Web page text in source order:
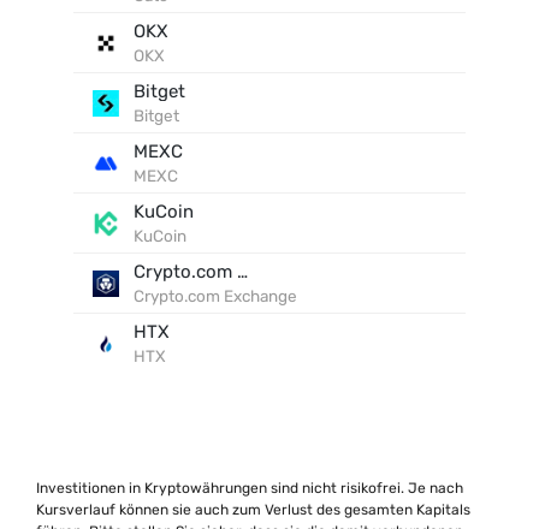
OKX
OKX
Bitget
Bitget
MEXC
MEXC
KuCoin
KuCoin
Crypto.com Exchange
Crypto.com Exchange
HTX
HTX
Investitionen in Kryptowährungen sind nicht risikofrei. Je nach
Kursverlauf können sie auch zum Verlust des gesamten Kapitals